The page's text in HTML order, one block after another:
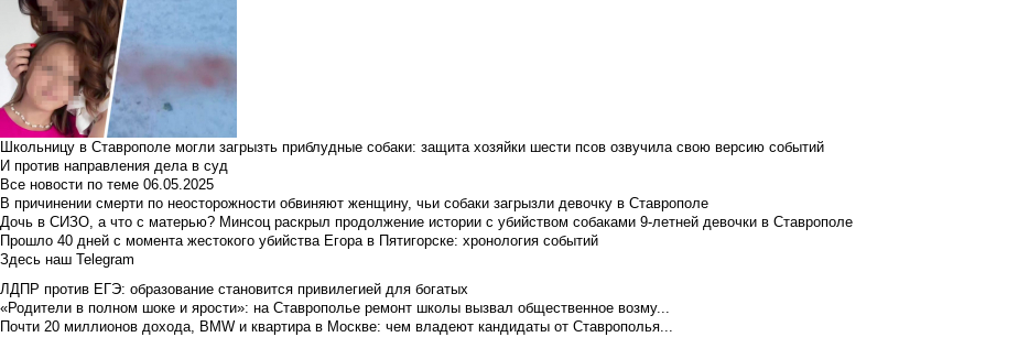
Школьницу в Ставрополе могли загрызть приблудные собаки: защита хозяйки шести псов озвучила свою версию событий
И против направления дела в суд
Все новости по теме 06.05.2025
В причинении смерти по неосторожности обвиняют женщину, чьи собаки загрызли девочку в Ставрополе
Дочь в СИЗО, а что с матерью? Минсоц раскрыл продолжение истории с убийством собаками 9-летней девочки в Ставрополе
Прошло 40 дней с момента жестокого убийства Егора в Пятигорске: хронология событий
Здесь наш Telegram
ЛДПР против ЕГЭ: образование становится привилегией для богатых
«Родители в полном шоке и ярости»: на Ставрополье ремонт школы вызвал общественное возму...
Почти 20 миллионов дохода, BMW и квартира в Москве: чем владеют кандидаты от Ставрополья...